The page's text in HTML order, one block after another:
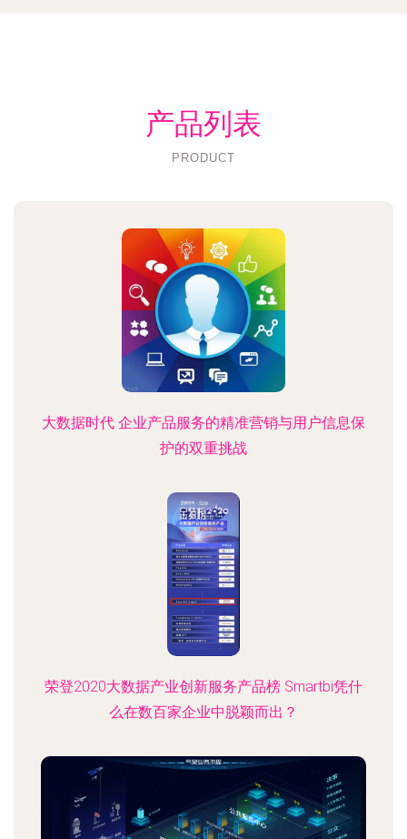
产品列表
PRODUCT
大数据时代 企业产品服务的精准营销与用户信息保
护的双重挑战
荣登2020大数据产业创新服务产品榜 Smartbi凭什
么在数百家企业中脱颖而出？